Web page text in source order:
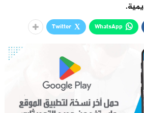
WhatsApp
Twitter